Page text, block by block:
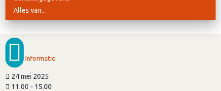
Alles van...
Informatie
24 mei 2025
11.00 - 15.00